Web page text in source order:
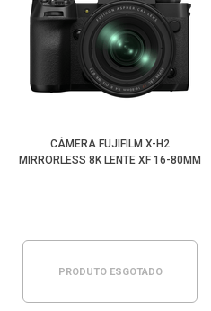
CÂMERA FUJIFILM X-H2
MIRRORLESS 8K LENTE XF 16-80MM
PRODUTO ESGOTADO